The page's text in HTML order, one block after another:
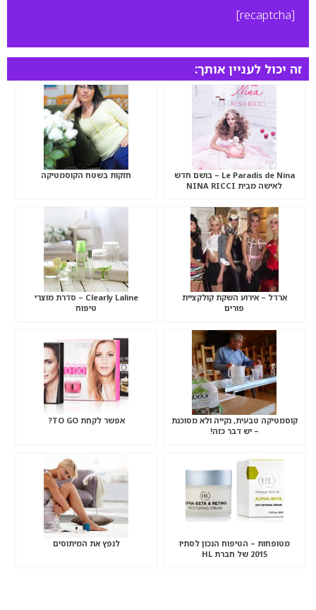
[recaptcha]
זה יכול לעניין אותך:
Le Paradis de Nina – בושם חדש
לאישה מבית NINA RICCI
חזקות בשטח הקוסמטיקה
ארדל – אירוע השקת קולקציית
פורים
Clearly Laline – סדרת מוצרי
טיפוח
קוסמטיקה טבעית, נקייה ולא מסוכנת
– יש דבר כזה!
אפשר לקחת TO GO?
מטופחות – הטיפוח הנכון לסתיו
2015 של חברת HL
לנפץ את המיתוסים